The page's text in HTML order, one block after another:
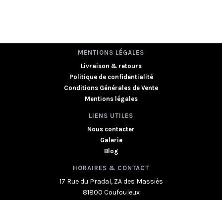
MENTIONS LÉGALES
Livraison & retours
Politique de confidentialité
Conditions Générales de Vente
Mentions légales
LIENS UTILES
Nous contacter
Galerie
Blog
HORAIRES & CONTACT
17 Rue du Pradal, ZA des Massiès
81800 Coufouleux